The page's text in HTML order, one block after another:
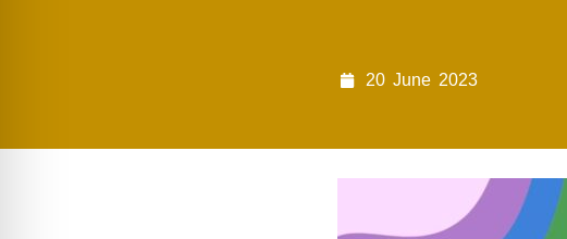
20 June 2023